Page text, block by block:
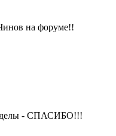
на форуме!!
- СПАСИБО!!!